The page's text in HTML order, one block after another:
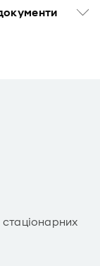
стаціонарних